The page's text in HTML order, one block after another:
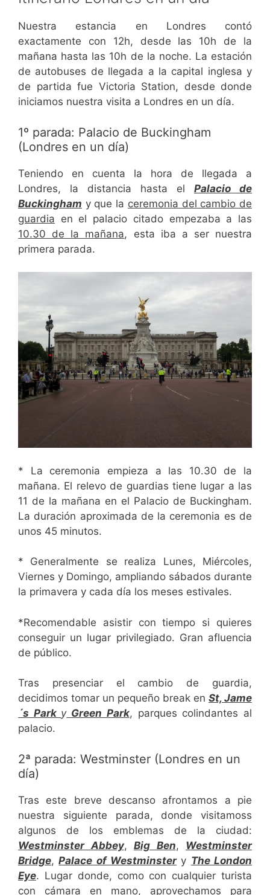
Nuestra estancia en Londres contó
exactamente con 12h, desde las 10h de la
mañana hasta las 10h de la noche. La estación
de autobuses de llegada a la capital inglesa y
de partida fue Victoria Station, desde donde
iniciamos nuestra visita a Londres en un día.
1º parada: Palacio de Buckingham
(Londres en un día)
Teniendo en cuenta la hora de llegada a
Londres, la distancia hasta el Palacio de
Buckingham y que la ceremonia del cambio de
guardia en el palacio citado empezaba a las
10.30 de la mañana, esta iba a ser nuestra
primera parada.
* La ceremonia empieza a las 10.30 de la
mañana. El relevo de guardias tiene lugar a las
11 de la mañana en el Palacio de Buckingham.
La duración aproximada de la ceremonia es de
unos 45 minutos.
* Generalmente se realiza Lunes, Miércoles,
Viernes y Domingo, ampliando sábados durante
la primavera y cada día los meses estivales.
*Recomendable asistir con tiempo si quieres
conseguir un lugar privilegiado. Gran afluencia
de público.
Tras presenciar el cambio de guardia,
decidimos tomar un pequeño break en St, Jame
´s Park yGreen Park, parques colindantes al
palacio.
2ª parada: Westminster (Londres en un
día)
Tras este breve descanso afrontamos a pie
nuestra siguiente parada, donde visitamoss
algunos de los emblemas de la ciudad:
Westminster Abbey, Big Ben, Westminster
Bridge,Palace of Westminstery The London
Eye. Lugar donde, como con cualquier turista
con cámara en mano, aprovechamos para